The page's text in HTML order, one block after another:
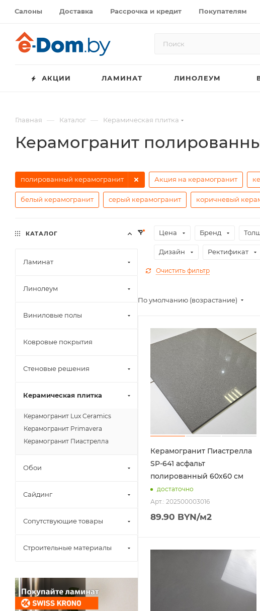
Салоны Доставка Рассрочка и кредит Покупателям
АКЦИИ ЛАМИНАТ ЛИНОЛЕУМ
Главная — Каталог — Керамическая плитка
Керамогранит
Акция на керамогранит
белый керамогранит серый керамогранит коричневый
полированный керамогранит
По умолчанию (возрастание)
Цена Бренд
Дизайн Ректификат
Очистить фильтр
Керамогранит Пиастрелла
SP-641 асфальт
полированный 60х60 см
достаточно
Арт.: 202500003016
89.90 BYN/м2
КАТАЛОГ
Ламинат
Линолеум
Виниловые полы
Ковровые покрытия
Стеновые решения
Керамическая плитка
Керамогранит Lux Ceramics
Керамогранит Primavera
Керамогранит Пиастрелла
Обои
Сайдинг
Сопутствующие товары
Строительные материалы